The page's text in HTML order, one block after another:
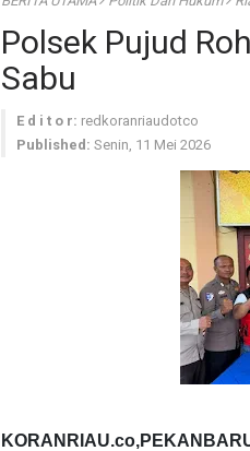
Polsek Pujud
Sabu
E d i t o r: redkoranriaudotco
Published: Senin, 11 Mei 2026